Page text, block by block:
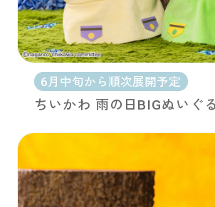
6月中旬から順次展開予定
ちいかわ 雨の日BIGぬいぐ